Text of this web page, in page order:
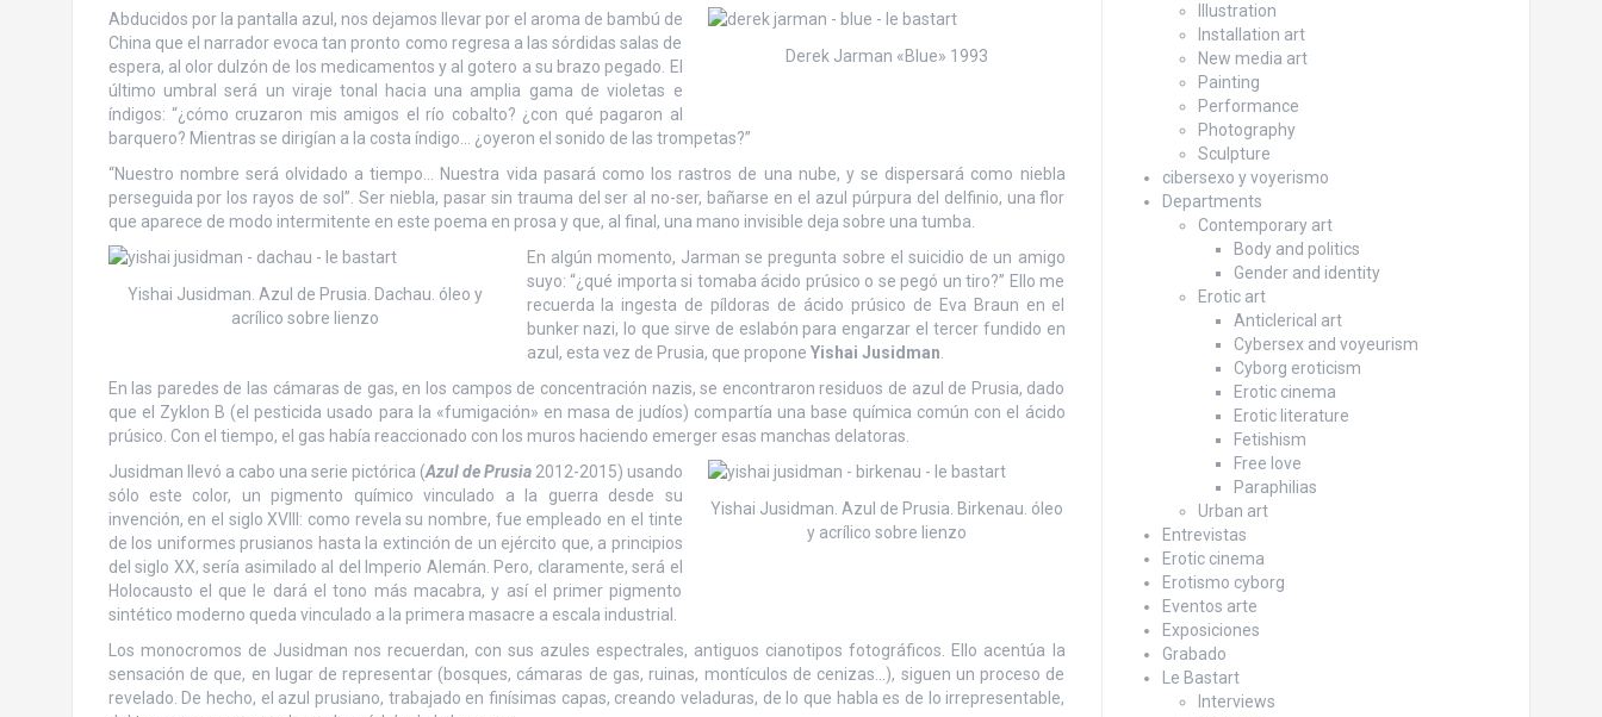
Derek Jarman «Blue» 1993
Abducidos por la pantalla azul, nos dejamos llevar por el aroma de bambú de
China que el narrador evoca tan pronto como regresa a las sórdidas salas de
espera, al olor dulzón de los medicamentos y al gotero a su brazo pegado. El
último umbral será un viraje tonal hacia una amplia gama de violetas e
índigos: “¿cómo cruzaron mis amigos el río cobalto? ¿con qué pagaron al
barquero? Mientras se dirigían a la costa índigo… ¿oyeron el sonido de las trompetas?”
“Nuestro nombre será olvidado a tiempo… Nuestra vida pasará como los rastros de una nube, y se dispersará como niebla
perseguida por los rayos de sol”. Ser niebla, pasar sin trauma del ser al no-ser, bañarse en el azul púrpura del delfinio, una flor
que aparece de modo intermitente en este poema en prosa y que, al final, una mano invisible deja sobre una tumba.
Yishai Jusidman. Azul de Prusia. Dachau. óleo y
acrílico sobre lienzo
En algún momento, Jarman se pregunta sobre el suicidio de un amigo
suyo: “¿qué importa si tomaba ácido prúsico o se pegó un tiro?” Ello me
recuerda la ingesta de píldoras de ácido prúsico de Eva Braun en el
bunker nazi, lo que sirve de eslabón para engarzar el tercer fundido en
azul, esta vez de Prusia, que propone Yishai Jusidman
En las paredes de las cámaras de gas, en los campos de concentración nazis, se encontraron residuos de azul de Prusia, dado
que el Zyklon B (el pesticida usado para la «fumigación» en masa de judíos) compartía una base química común con el ácido
prúsico. Con el tiempo, el gas había reaccionado con los muros haciendo emerger esas manchas delatoras.
Yishai Jusidman. Azul de Prusia. Birkenau. óleo
y acrílico sobre lienzo
Jusidman llevó a cabo una serie pictórica (Azul de Prusia 2012-2015) usando
sólo este color, un pigmento químico vinculado a la guerra desde su
invención, en el siglo XVIII: como revela su nombre, fue empleado en el tinte
de los uniformes prusianos hasta la extinción de un ejército que, a principios
del siglo XX, sería asimilado al del Imperio Alemán. Pero, claramente, será el
Holocausto el que le dará el tono más macabra, y así el primer pigmento
sintético moderno queda vinculado a la primera masacre a escala industrial.
Los monocromos de Jusidman nos recuerdan, con sus azules espectrales, antiguos cianotipos fotográficos. Ello acentúa la
sensación de que, en lugar de representar (bosques, cámaras de gas, ruinas, montículos de cenizas…), siguen un proceso de
revelado. De hecho, el azul prusiano, trabajado en finísimas capas, creando veladuras, de lo que habla es de lo irrepresentable,
Illustration
Installation art
New media art
Painting
Performance
Photography
Sculpture
cibersexo y voyerismo
Departments
Contemporary art
Body and politics
Gender and identity
Erotic art
Anticlerical art
Cybersex and voyeurism
Cyborg eroticism
Erotic cinema
Erotic literature
Fetishism
Free love
Paraphilias
Urban art
Entrevistas
Erotic cinema
Erotismo cyborg
Eventos arte
Exposiciones
Grabado
Le Bastart
Interviews